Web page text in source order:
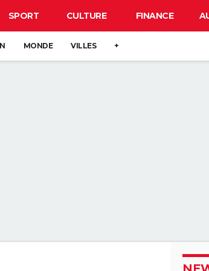
SPORT CULTURE FINANCE
MONDE VILLES +